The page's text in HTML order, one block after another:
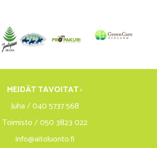
MEIDÄT TAVOITAT ›
Juha / 040 5737 568
Toimisto / 050 3823 022
info@aitoluonto.fi